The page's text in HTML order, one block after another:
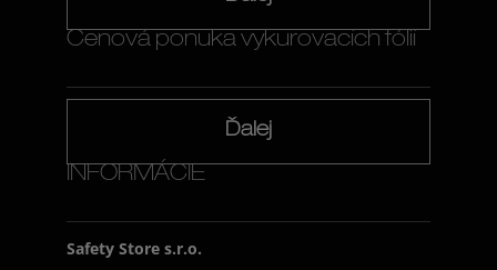
Cenová ponuka vykurovacích fólií
Ďalej
INFORMÁCIE
Safety Store s.r.o.